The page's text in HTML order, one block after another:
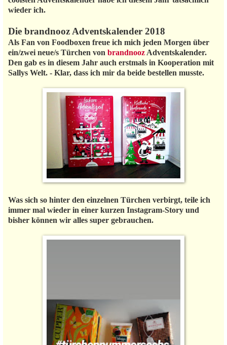
wieder ich.
Die brandnooz Adventskalender 2018
Als Fan von Foodboxen freue ich mich jeden Morgen über
ein/zwei neue/s Türchen von brandnooz Adventskalender.
Den gab es in diesem Jahr auch erstmals in Kooperation mit
Sallys Welt. - Klar, dass ich mir da beide bestellen musste.
Was sich so hinter den einzelnen Türchen verbirgt, teile ich
immer mal wieder in einer kurzen Instagram-Story und
bisher können wir alles super gebrauchen.